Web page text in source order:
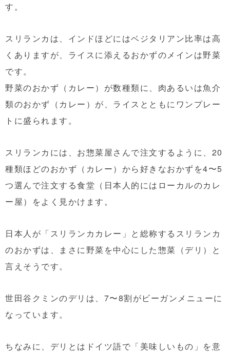
す。
スリランカは、インドほどにはベジタリアン比率は高
くありますが、ライスに添えるおかずのメインは野菜
です。
野菜のおかず（カレー）が数種類に、肉あるいは魚介
類のおかず（カレー）が、ライスとともにワンプレー
トに盛られます。
スリランカには、お惣菜屋さんで注文するように、20
種類ほどのおかず（カレー）から好きなおかずを4〜5
つ選んで注文する食堂（日本人的にはローカルのカレ
ー屋）をよく見かけます。
日本人が「スリランカカレー」と総称するスリランカ
のおかずは、まさに野菜を中心にした惣菜（デリ）と
言えそうです。
世田谷クミンのデリは、7〜8割がビーガンメニューに
なっています。
ちなみに、デリとはドイツ語で「美味しいもの」を意